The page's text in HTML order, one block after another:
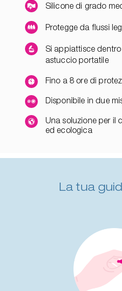
Silicone di grado
Protegge da flussi
Si appiattisce
astuccio portatile
Fino a 8 ore di
Disponibile in due
Una soluzione per il
ed ecologica
La tua